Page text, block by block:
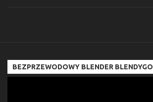
BEZPRZEWODOWY BLENDER BLENDYGO